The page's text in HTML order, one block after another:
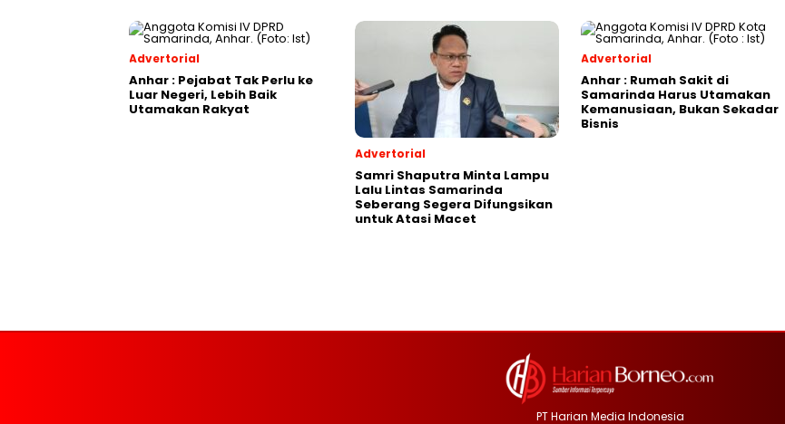
Advertorial
Anhar : Pejabat Tak Perlu ke
Luar Negeri, Lebih Baik
Utamakan Rakyat
Advertorial
Samri Shaputra Minta Lampu
Lalu Lintas Samarinda
Seberang Segera Difungsikan
untuk Atasi Macet
Advertorial
Anhar : Rumah Sakit di
Samarinda Harus Utamakan
Kemanusiaan, Bukan Sekadar
Bisnis
PT Harian Media Indonesia